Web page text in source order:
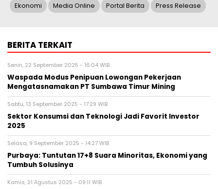
Ekonomi Media Online Portal Berita Press Release
BERITA TERKAIT
Senin, 22 September 2025 - 16:04 WIB
Waspada Modus Penipuan Lowongan Pekerjaan
Mengatasnamakan PT Sumbawa Timur Mining
Sabtu, 13 September 2025 - 17:29 WIB
Sektor Konsumsi dan Teknologi Jadi Favorit Investor
2025
Selasa, 9 September 2025 - 14:27 WIB
Purbaya: Tuntutan 17+8 Suara Minoritas, Ekonomi yang
Tumbuh Solusinya
Kamis, 21 Agustus 2025 - 09:11 WIB